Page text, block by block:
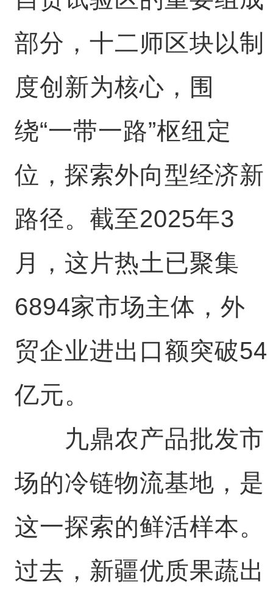
部分，十二师区块以制
度创新为核心，围
绕“一带一路”枢纽定
位，探索外向型经济新
路径。截至2025年3
月，这片热土已聚集
6894家市场主体，外
贸企业进出口额突破54
亿元。
九鼎农产品批发市
场的冷链物流基地，是
这一探索的鲜活样本。
过去，新疆优质果蔬出